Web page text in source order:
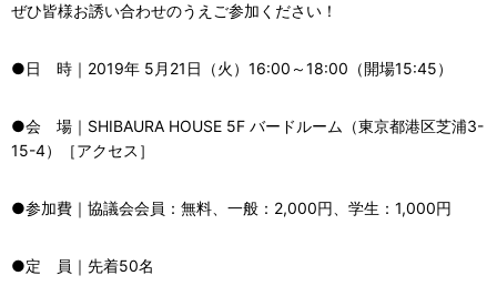
ぜひ皆様お誘い合わせのうえご参加ください！
●日 時｜2019年 5月21日（火）16:00～18:00（開場15:45）
●会 場｜SHIBAURA HOUSE 5F バードルーム（東京都港区芝浦3-
15-4）［アクセス］
●参加費｜協議会会員：無料、一般：2,000円、学生：1,000円
●定 員｜先着50名